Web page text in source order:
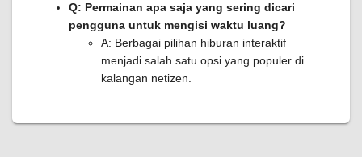
Q: Permainan apa saja yang sering dicari
pengguna untuk mengisi waktu luang?
A: Berbagai pilihan hiburan interaktif
menjadi salah satu opsi yang populer di
kalangan netizen.